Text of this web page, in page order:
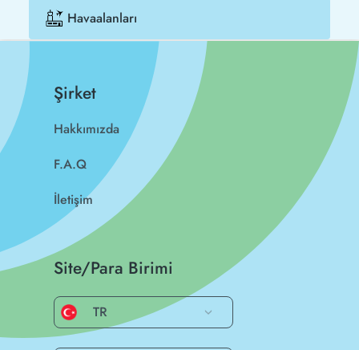
Havaalanları
Şirket
Hakkımızda
F.A.Q
İletişim
Site/Para Birimi
TR